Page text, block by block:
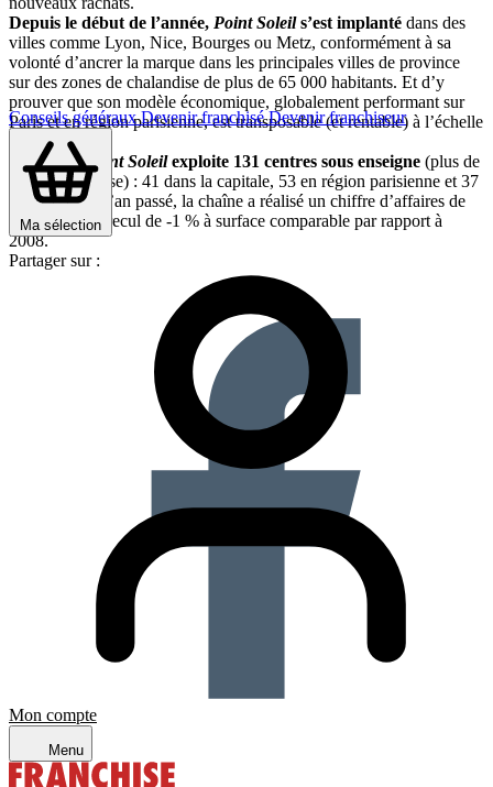
Conseils générauxDevenir franchiséDevenir franchiseur
Ma sélection
Mon compte
Menu
Depuis le début de l’année, Point Soleils’est implanté dans des
villes comme Lyon, Nice, Bourges ou Metz, conformément à sa
volonté d’ancrer la marque dans les principales villes de province
sur des zones de chalandise de plus de 65 000 habitants. Et d’y
prouver que son modèle économique, globalement performant sur
Paris et en région parisienne, est transposable (et rentable) à l’échelle
nationale.
A ce jour,Point Soleilexploite 131 centres sous enseigne (plus de
120 en franchise) : 41 dans la capitale, 53 en région parisienne et 37
en province. L’an passé, la chaîne a réalisé un chiffre d’affaires de
26,58 M€, en recul de -1 % à surface comparable par rapport à
2008.
Partager sur :